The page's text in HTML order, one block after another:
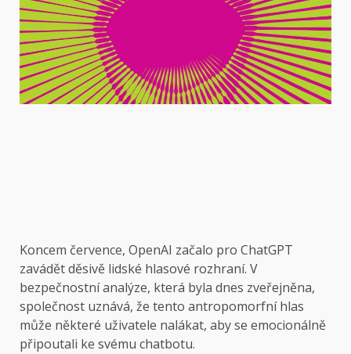
Koncem července, OpenAI začalo pro ChatGPT
zavádět děsivě lidské hlasové rozhraní. V
bezpečnostní analýze, která byla dnes zveřejněna,
společnost uznává, že tento antropomorfní hlas
může některé uživatele nalákat, aby se emocionálně
připoutali ke svému chatbotu.